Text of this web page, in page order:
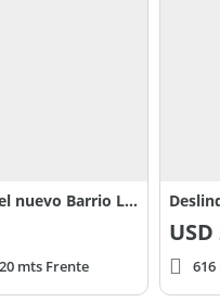
Lote a la venta en el nuevo Barrio Las Victorias sobre Ruta 52
20 mts Frente
USD
616